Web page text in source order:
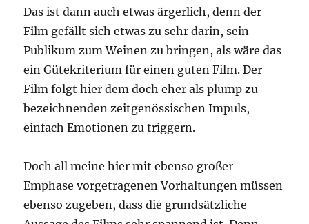
Das ist dann auch etwas ärgerlich, denn der
Film gefällt sich etwas zu sehr darin, sein
Publikum zum Weinen zu bringen, als wäre das
ein Gütekriterium für einen guten Film. Der
Film folgt hier dem doch eher als plump zu
bezeichnenden zeitgenössischen Impuls,
einfach Emotionen zu triggern.
Doch all meine hier mit ebenso großer
Emphase vorgetragenen Vorhaltungen müssen
ebenso zugeben, dass die grundsätzliche